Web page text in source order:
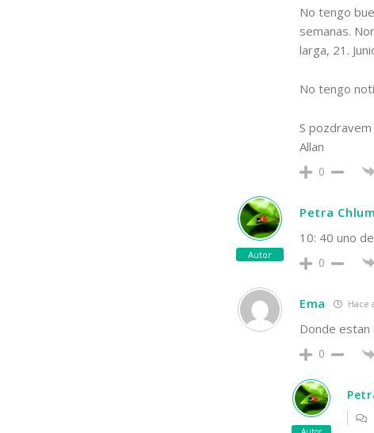
No tengo
semanas.
larga, 21.
No tengo
S pozdravem
Allan
0
Autor
Petra
10: 40 uno
0
Ema Hace
Donde estan
0